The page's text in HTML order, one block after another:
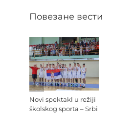
Повезане вести
Novi spektakl u režiji
školskog sporta – Srbi